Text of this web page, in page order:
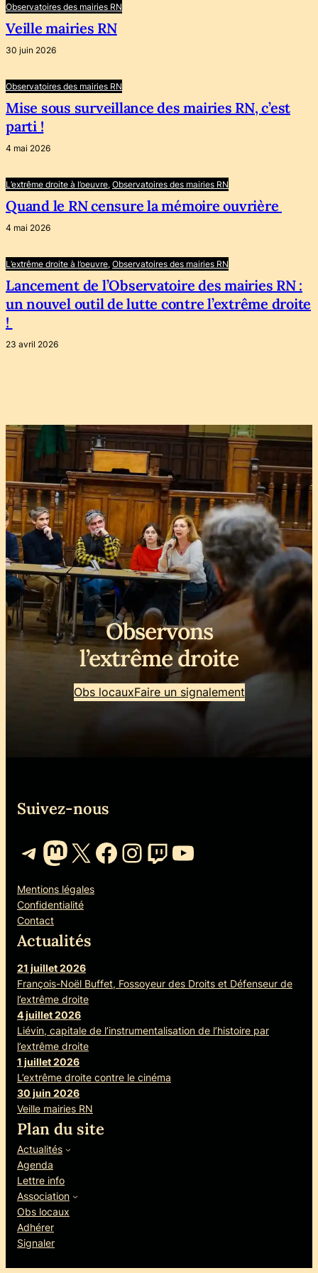
Observatoires des mairies RN
Veille mairies RN
30 juin 2026
Observatoires des mairies RN
Mise sous surveillance des mairies RN, c’est
parti !
4 mai 2026
L’extrême droite à l’oeuvre, Observatoires des mairies RN
Quand le RN censure la mémoire ouvrière
4 mai 2026
L’extrême droite à l’oeuvre, Observatoires des mairies RN
Lancement de l’Observatoire des mairies RN :
un nouvel outil de lutte contre l’extrême droite
!
23 avril 2026
Observons
l’extrême droite
Obs locauxFaire un signalement
Suivez-nous
Telegram
Mastodon
X Facebook
Instagram
Twitch
YouTube
Mentions légales
Confidentialité
Contact
Actualités
21 juillet 2026
François-Noël Buffet, Fossoyeur des Droits et Défenseur de
l’extrême droite
4 juillet 2026
Liévin, capitale de l’instrumentalisation de l’histoire par
l’extrême droite
1 juillet 2026
L’extrême droite contre le cinéma
30 juin 2026
Veille mairies RN
Plan du site
Actualités
Agenda
Lettre info
Association
Obs locaux
Adhérer
Signaler